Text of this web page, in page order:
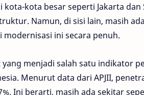
kota besar seperti Jakarta
Namun, di sisi lain, masih
ini secara penuh.
menjadi salah satu indikator
Menurut data dari APJII,
Ini berarti, masih ada sekitar